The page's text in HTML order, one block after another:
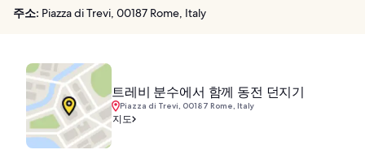
주소: Piazza di Trevi, 00187 Rome, Italy
트레비 분수에서 함께 동전 던지기
Piazza di Trevi, 00187 Rome, Italy
지도